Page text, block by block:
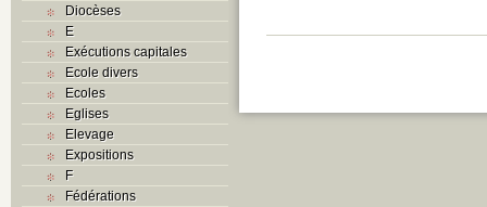
Diocèses
E
Exécutions capitales
Ecole divers
Ecoles
Eglises
Elevage
Expositions
F
Fédérations